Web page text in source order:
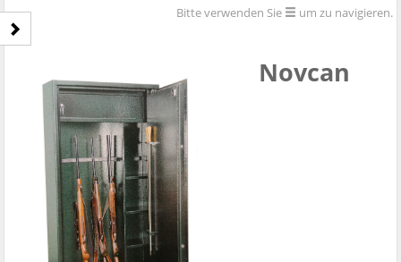
Bitte verwenden Sie um zu navigieren.
Novcan